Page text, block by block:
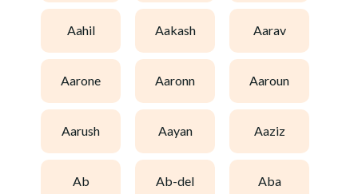
aahil aakash aarav
aarone aaronn aaroun
aarush aayan aaziz
ab ab-del aba